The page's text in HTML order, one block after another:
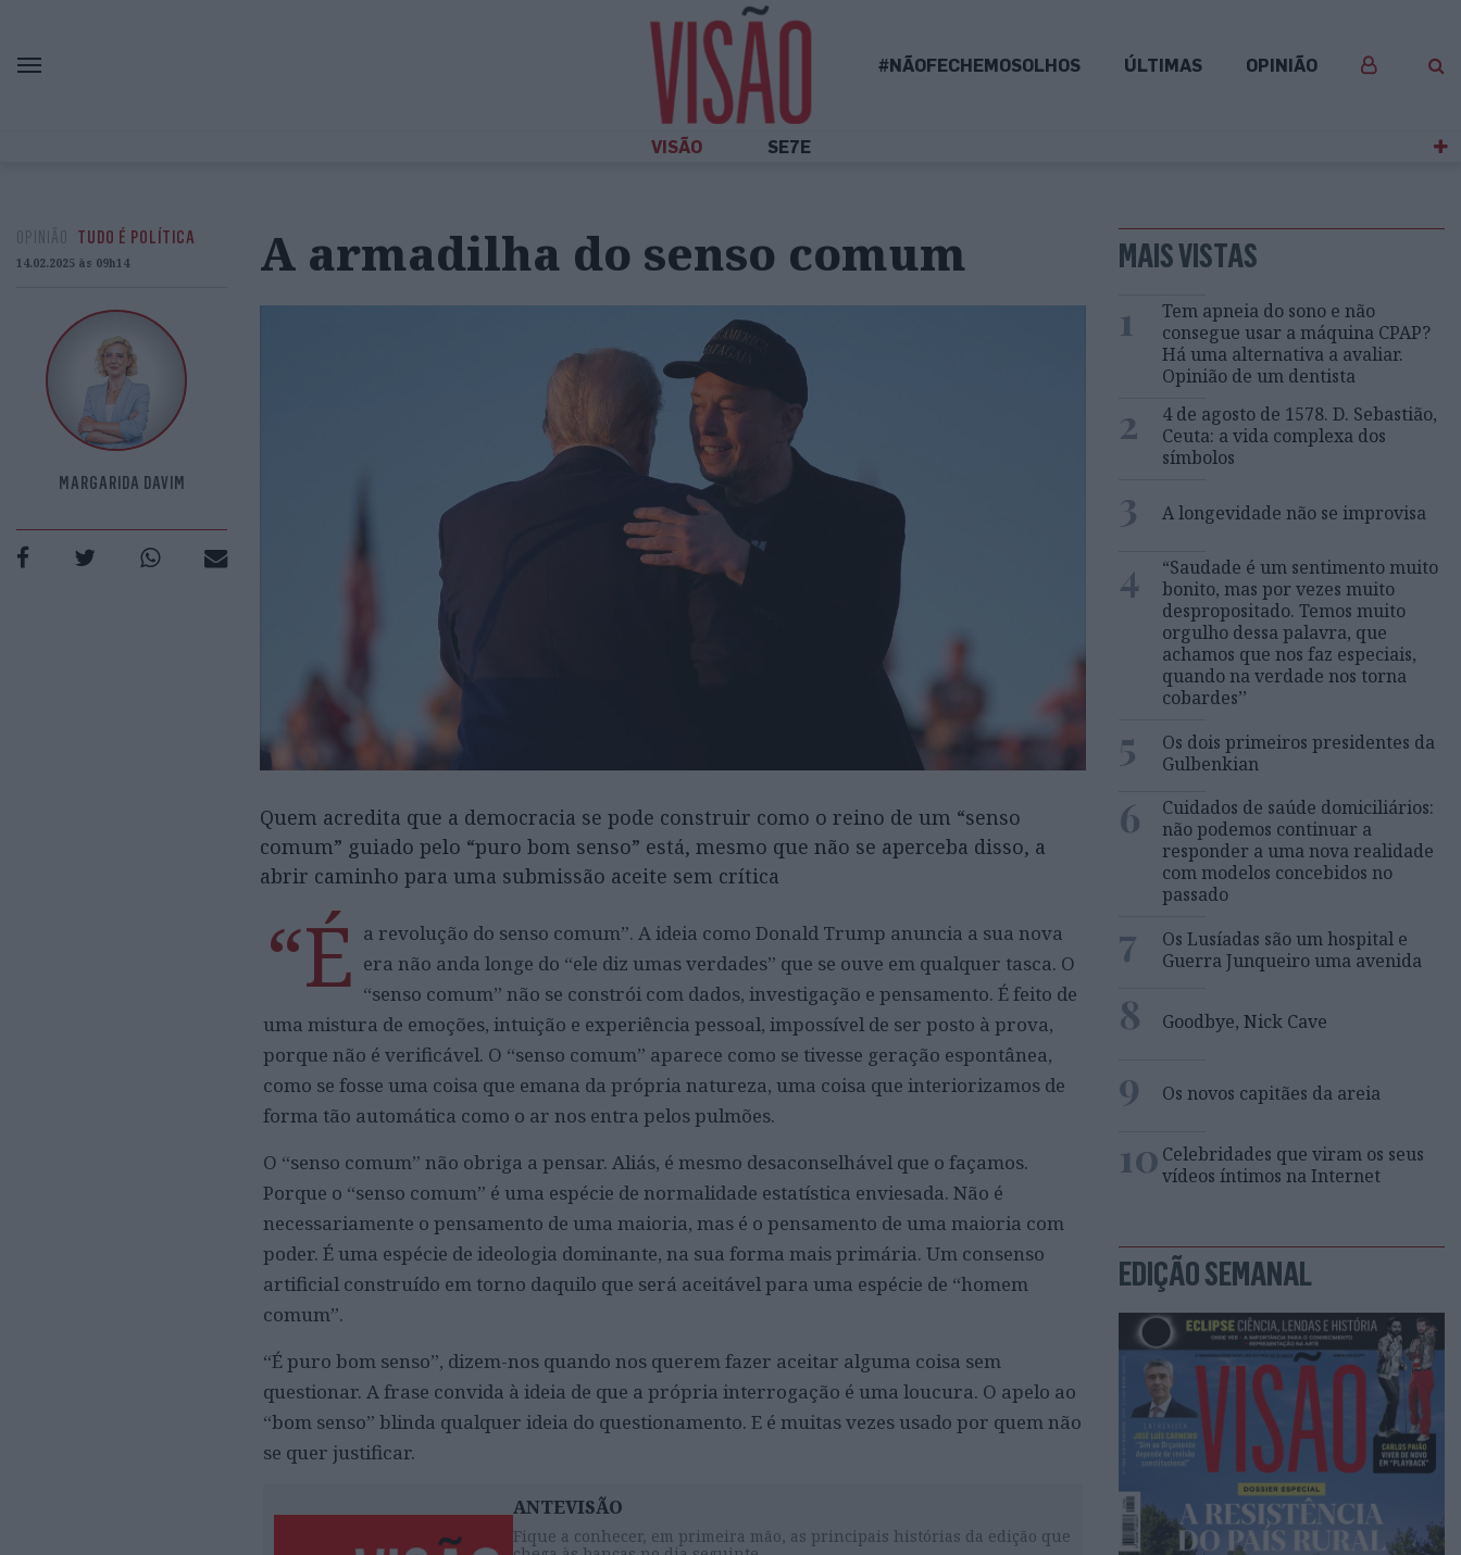
#NÃOFECHEMOSOLHOS ÚLTIMAS OPINIÃO
VISÃO SE7E
OPINIÃO TUDO É POLÍTICA
14.02.2025 às 09h14
MARGARIDA DAVIM
A armadilha do senso comum
Quem acredita que a democracia se pode construir como o reino de um “senso
comum” guiado pelo “puro bom senso” está, mesmo que não se aperceba disso, a
abrir caminho para uma submissão aceite sem crítica
“É a revolução do senso comum”. A ideia como Donald Trump anuncia a sua nova
era não anda longe do “ele diz umas verdades” que se ouve em qualquer tasca. O
“senso comum” não se constrói com dados, investigação e pensamento. É feito de
uma mistura de emoções, intuição e experiência pessoal, impossível de ser posto à prova,
porque não é verificável. O “senso comum” aparece como se tivesse geração espontânea,
como se fosse uma coisa que emana da própria natureza, uma coisa que interiorizamos de
forma tão automática como o ar nos entra pelos pulmões.
O “senso comum” não obriga a pensar. Aliás, é mesmo desaconselhável que o façamos.
Porque o “senso comum” é uma espécie de normalidade estatística enviesada. Não é
necessariamente o pensamento de uma maioria, mas é o pensamento de uma maioria com
poder. É uma espécie de ideologia dominante, na sua forma mais primária. Um consenso
artificial construído em torno daquilo que será aceitável para uma espécie de “homem
comum”.
“É puro bom senso”, dizem-nos quando nos querem fazer aceitar alguma coisa sem
questionar. A frase convida à ideia de que a própria interrogação é uma loucura. O apelo ao
“bom senso” blinda qualquer ideia do questionamento. E é muitas vezes usado por quem não
se quer justificar.
ANTEVISÃO
Fique a conhecer, em primeira mão, as principais histórias da edição que
MAIS VISTAS
1
Tem apneia do sono e não
consegue usar a máquina CPAP?
Há uma alternativa a avaliar.
Opinião de um dentista
2
4 de agosto de 1578. D. Sebastião,
Ceuta: a vida complexa dos
símbolos
3 A longevidade não se improvisa
4
“Saudade é um sentimento muito
bonito, mas por vezes muito
despropositado. Temos muito
orgulho dessa palavra, que
achamos que nos faz especiais,
quando na verdade nos torna
cobardes’’
5
Os dois primeiros presidentes da
Gulbenkian
6
Cuidados de saúde domiciliários:
não podemos continuar a
responder a uma nova realidade
com modelos concebidos no
passado
7
Os Lusíadas são um hospital e
Guerra Junqueiro uma avenida
8 Goodbye, Nick Cave
9 Os novos capitães da areia
10 Celebridades que viram os seus
vídeos íntimos na Internet
EDIÇÃO SEMANAL